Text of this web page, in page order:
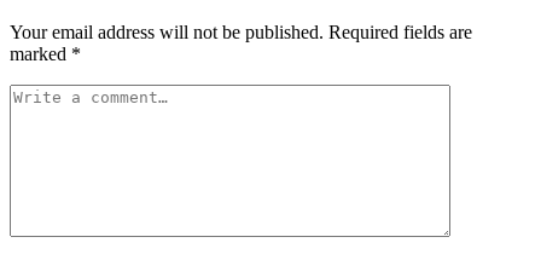
Your email address will not be published. Required fields are
marked *